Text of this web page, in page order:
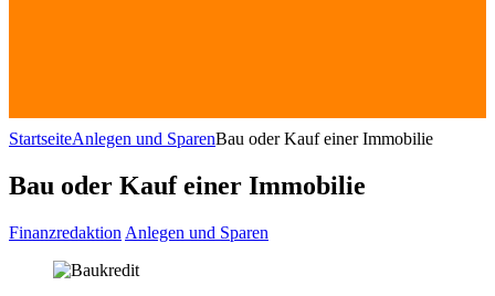
StartseiteAnlegen und SparenBau oder Kauf einer Immobilie
Bau oder Kauf einer Immobilie
Finanzredaktion Anlegen und Sparen